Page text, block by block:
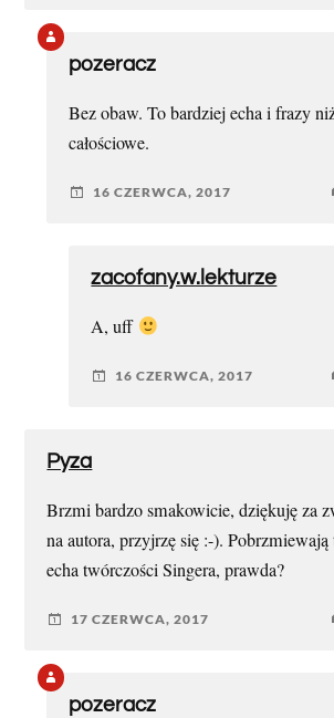
pozeracz
Bez obaw. To bardziej echa i frazy
całościowe.
16 CZERWCA, 2017
zacofany.w.lekturze
A, uff
16 CZERWCA, 2017
Pyza
Brzmi bardzo smakowicie, dziękuję za
na autora, przyjrzę się :-). Pobrzmiewają
echa twórczości Singera, prawda?
17 CZERWCA, 2017
pozeracz